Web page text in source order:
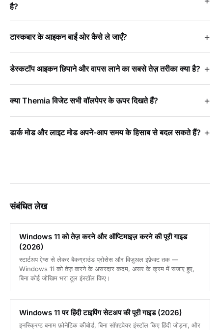
है?
टास्कबार के आइकन बाईं ओर कैसे ले जाएँ?
डेस्कटॉप आइकन छिपाने और वापस लाने का सबसे तेज़ तरीका क्या है?
क्या Themia विजेट सभी वॉलपेपर के ऊपर दिखते हैं?
डार्क मोड और लाइट मोड अपने-आप समय के हिसाब से बदल सकते हैं?
संबंधित लेख
Windows 11 को तेज़ करने और ऑप्टिमाइज़ करने की पूरी गाइड
(2026)
स्टार्टअप ऐप्स से लेकर बैकग्राउंड प्रोसेस और विज़ुअल इफ़ेक्ट तक —
Windows 11 को तेज़ करने के असरदार कदम, असर के क्रम में सजाए हुए,
बिना कोई जोखिम भरा टूल इंस्टॉल किए।
Windows 11 पर हिंदी टाइपिंग सेटअप की पूरी गाइड (2026)
इनस्क्रिप्ट बनाम फ़ोनेटिक कीबोर्ड, बिना सॉफ़्टवेयर इंस्टॉल किए हिंदी जोड़ना, और